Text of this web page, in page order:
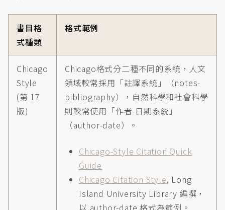
書目格
式種類
格式範例
Chicago
Style
(第 17
版)
Chicago格式分二種不同的系統，人文
領域較常採用「註譯系統」（notes-
bibliography），自然科學和社會科學
則較常使用「作者-日期系統」
（author-date）。
Chicago-Style Citation Quick
Guide
Chicago Citation Style, Long
Island University Library 編撰，
以 author-date 格式為範例。